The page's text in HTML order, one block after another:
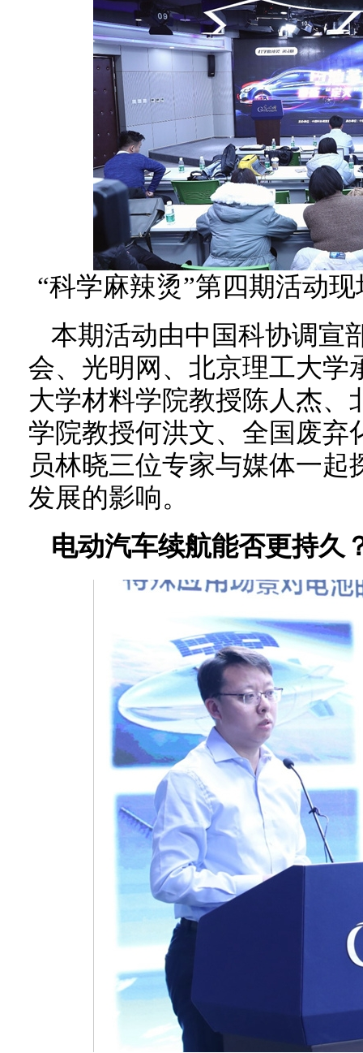
“科学麻辣烫”第四期活动
本期活动由中国科协调宣
会、光明网、北京理工大学
大学材料学院教授陈人杰、
学院教授何洪文、全国废弃
员林晓三位专家与媒体一
发展的影响。
电动汽车续航能否更持久